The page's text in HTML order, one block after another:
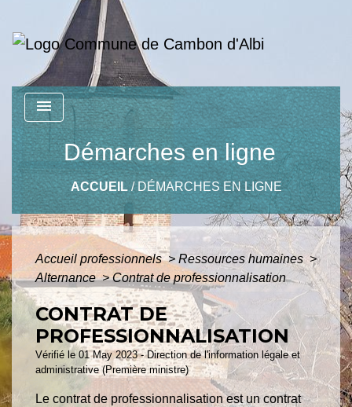
menu
Démarches en ligne
ACCUEIL/DÉMARCHES EN LIGNE
Accueil professionnels> Ressources humaines>
Alternance> Contrat de professionnalisation
CONTRAT DE
PROFESSIONNALISATION
Vérifié le 01 May 2023 - Direction de l'information légale et
administrative (Première ministre)
Le contrat de professionnalisation est un contrat